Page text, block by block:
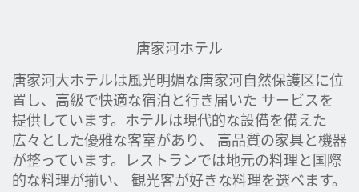
唐家河ホテル
唐家河大ホテルは風光明媚な唐家河自然保護区に位
置し、高級で快適な宿泊と行き届いた サービスを
提供しています。ホテルは現代的な設備を備えた
広々とした優雅な客室があり、 高品質の家具と機器
が整っています。レストランでは地元の料理と国際
的な料理が揃い、 観光客が好きな料理を選べます。